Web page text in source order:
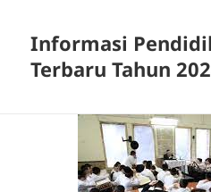
Informasi
Terbaru Tahun